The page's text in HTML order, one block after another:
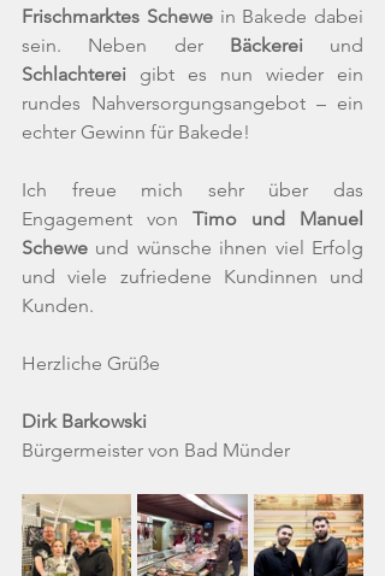
Frischmarktes Schewe in Bakede dabei
sein. Neben der Bäckerei
Schlachterei gibt es nun wieder ein
rundes Nahversorgungsangebot – ein
echter Gewinn für Bakede!
Ich freue mich sehr über das
Engagement von Timo und Manuel
Schewe und wünsche ihnen viel Erfolg
und viele zufriedene Kundinnen und
Kunden.
Herzliche Grüße
Dirk Barkowski
Bürgermeister von Bad Münder